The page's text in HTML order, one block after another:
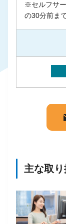
※セルフサ
の30分前ま
主な取